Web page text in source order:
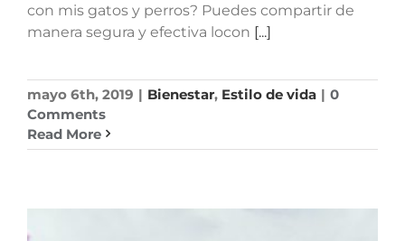
con mis gatos y perros? Puedes compartir de
manera segura y efectiva locon [...]
mayo 6th, 2019 | Bienestar, Estilo de vida | 0
Comments
Read More